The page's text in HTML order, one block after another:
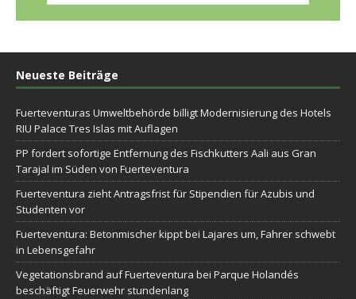
Neueste Beiträge
Fuerteventuras Umweltbehörde billigt Modernisierung des Hotels
RIU Palace Tres Islas mit Auflagen
PP fordert sofortige Entfernung des Fischkutters Aali aus Gran
Tarajal im Süden von Fuerteventura
Fuerteventura zieht Antragsfrist für Stipendien für Azubis und
Studenten vor
Fuerteventura: Betonmischer kippt bei Lajares um, Fahrer schwebt
in Lebensgefahr
Vegetationsbrand auf Fuerteventura bei Parque Holandés
beschäftigt Feuerwehr stundenlang